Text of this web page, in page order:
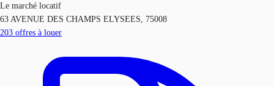
Le marché locatif
63 AVENUE DES CHAMPS ELYSEES, 75008
203 offres à louer